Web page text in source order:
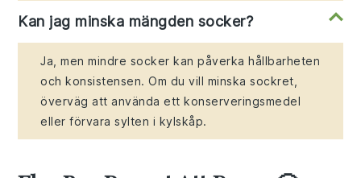
Kan jag minska mängden socker?
Ja, men mindre socker kan påverka hållbarheten
och konsistensen. Om du vill minska sockret,
överväg att använda ett konserveringsmedel
eller förvara sylten i kylskåp.